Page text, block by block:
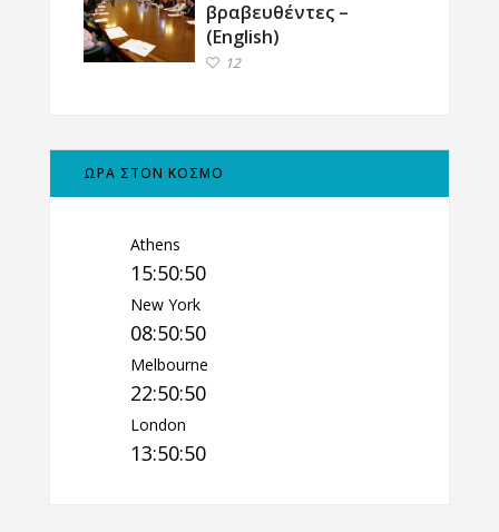
βραβευθέντες –
(English)
12
ΩΡΑ ΣΤΟΝ ΚΟΣΜΟ
Athens
15:50:51
New York
08:50:51
Melbourne
22:50:51
London
13:50:51